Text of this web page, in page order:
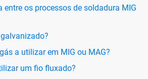
entre os processos de soldadura MIG
a utilizar em MIG ou MAG?
um fio fluxado?